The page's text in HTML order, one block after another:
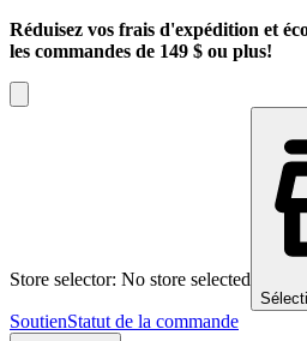
Réduisez vos frais d'expédition et
les commandes de 149 $ ou plus!
Store selector: No store selected
SoutienStatut de la commande